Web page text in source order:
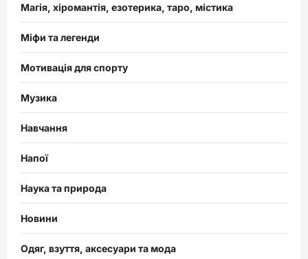
Магія, хіромантія, езотерика, таро, містика
Міфи та легенди
Мотивація для спорту
Музика
Навчання
Напої
Наука та природа
Новини
Одяг, взуття, аксесуари та мода